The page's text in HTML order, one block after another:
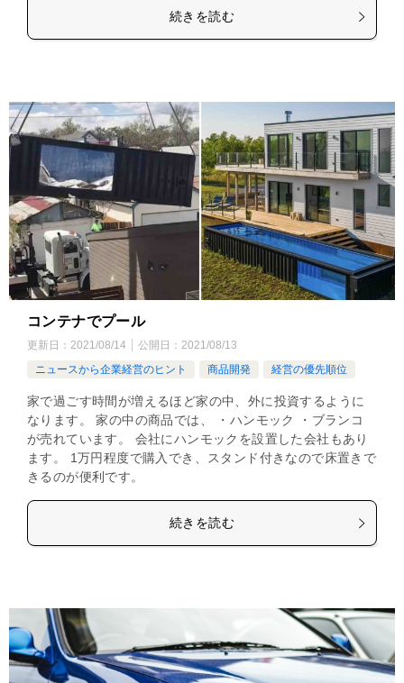
続きを読む
コンテナでプール
更新日： 2021/08/14 公開日： 2021/08/13
ニュースから企業経営のヒント
商品開発 経営の優先順位
家で過ごす時間が増えるほど家の中、外に投資するように
なります。 家の中の商品では、 ・ハンモック ・ブランコ
が売れています。 会社にハンモックを設置した会社もあり
ます。 1万円程度で購入でき、スタンド付きなので床置きで
きるのが便利です。
続きを読む